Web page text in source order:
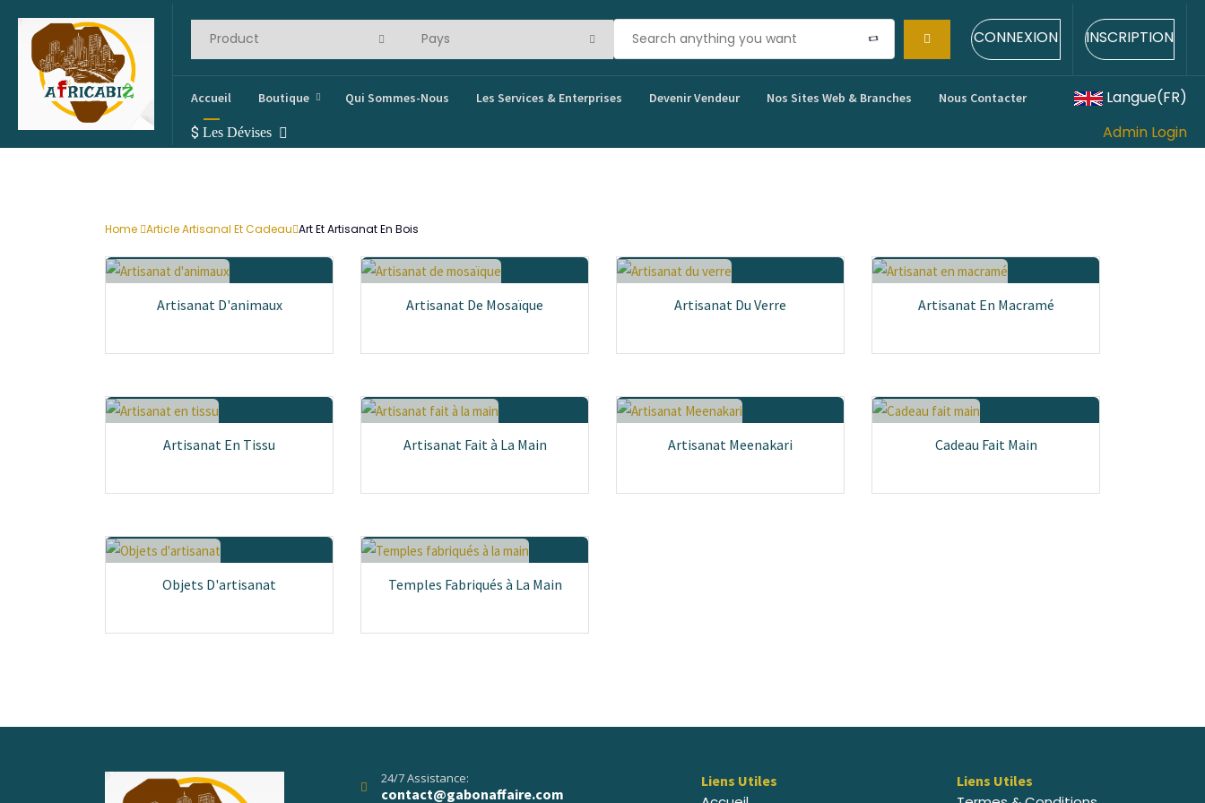
CONNEXION INSCRIPTION
Accueil Boutique Qui Sommes-Nous Les Services & Enterprises Devenir Vendeur Nos Sites Web & Branches Nous Contacter Langue(FR)
$ Les Dévises Admin Login
Home Article Artisanal Et Cadeau Art Et Artisanat En Bois
Artisanat D'animaux Artisanat De Mosaïque Artisanat Du Verre Artisanat En Macramé
Artisanat En Tissu Artisanat Fait à La Main Artisanat Meenakari Cadeau Fait Main
Objets D'artisanat Temples Fabriqués à La Main
24/7 Assistance:
contact@gabonaffaire.com
Liens Utiles Liens Utiles